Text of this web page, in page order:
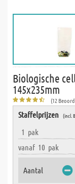
Biologische
145x235mm
(12
Staffelprijzen (incl.
1 pak
vanaf 10 pak
Aantal